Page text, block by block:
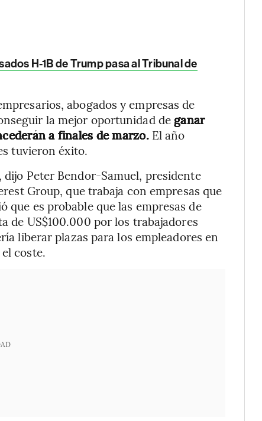
H-1B de Trump pasa al Tribunal de
abogados y empresas de
la mejor oportunidad deganar
a finales de marzo.El año
tuvieron éxito.
dijo Peter Bendor-Samuel, presidente
Group, que trabaja con empresas que
es probable que las empresas de
de US$100.000 por los trabajadores
liberar plazas para los empleadores en
coste.